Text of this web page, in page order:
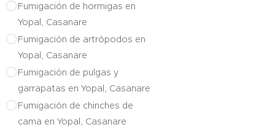
Fumigación de hormigas en
Yopal, Casanare
Fumigación de artrópodos en
Yopal, Casanare
Fumigación de pulgas y
garrapatas en Yopal, Casanare
Fumigación de chinches de
cama en Yopal, Casanare